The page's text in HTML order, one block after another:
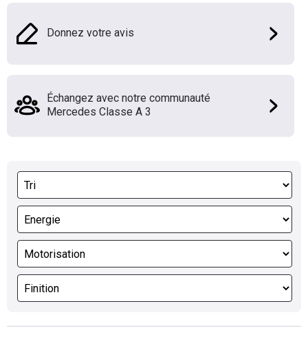
Donnez votre avis
Échangez avec notre communauté
Mercedes Classe A 3